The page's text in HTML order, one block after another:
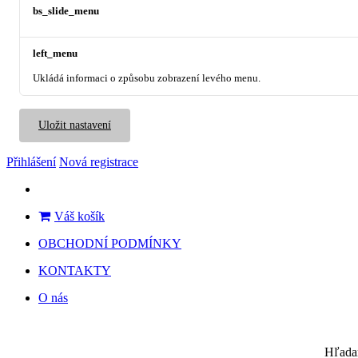
bs_slide_menu
left_menu
Ukládá informaci o způsobu zobrazení levého menu.
Uložit nastavení
Přihlášení Nová registrace
Váš košík
OBCHODNÍ PODMÍNKY
KONTAKTY
O nás